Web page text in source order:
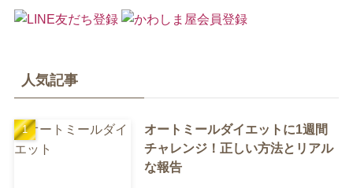
人気記事
オートミールダイエットに1週間
チャレンジ！正しい方法とリアル
な報告